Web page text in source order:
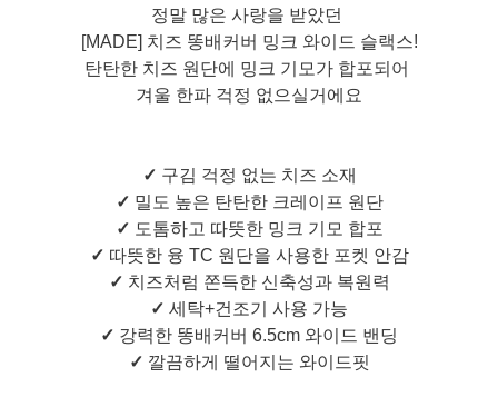
정말 많은 사랑을 받았던
[MADE] 치즈 똥배커버 밍크 와이드 슬랙스!
탄탄한 치즈 원단에 밍크 기모가 합포되어
겨울 한파 걱정 없으실거에요
✓ 구김 걱정 없는 치즈 소재
✓ 밀도 높은 탄탄한 크레이프 원단
✓ 도톰하고 따뜻한 밍크 기모 합포
✓ 따뜻한 융 TC 원단을 사용한 포켓 안감
✓ 치즈처럼 쫀득한 신축성과 복원력
✓ 세탁+건조기 사용 가능
✓ 강력한 똥배커버 6.5cm 와이드 밴딩
✓ 깔끔하게 떨어지는 와이드핏